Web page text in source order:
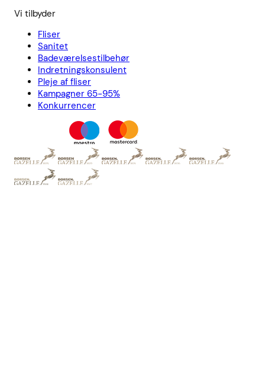
Vi tilbyder
Fliser
Sanitet
Badeværelsestilbehør
Indretningskonsulent
Pleje af fliser
Kampagner 65-95%
Konkurrencer